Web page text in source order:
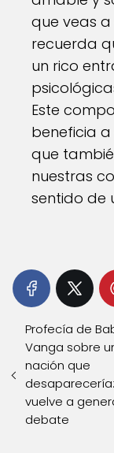
que veas
recuerda
un rico
Este
beneficia a
que
nuestras
sentido de
Profecía de
Vanga sobre
nación que
vuelve a
debate